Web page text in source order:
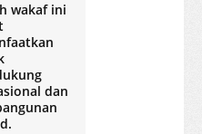
wakaf ini
dan